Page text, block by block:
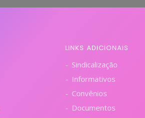
LINKS ADICIONAIS
Sindicalização
Informativos
Convênios
Documentos